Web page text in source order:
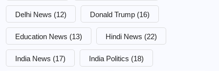
Delhi News (12) Donald Trump (16)
Education News (13) Hindi News (22)
India News (17) India Politics (18)